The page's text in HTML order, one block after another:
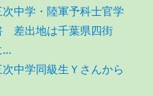
中学・陸軍予科士官学
差出地は千葉県四街
…
中学同級生Ｙさんから